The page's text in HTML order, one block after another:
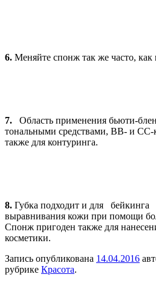
6. Меняйте спонж так же часто, как
7. Область применения бьюти-
тональными средствами, BB- и CC-
также для контуринга.
8. Губка подходит и для
выравнивания кожи при помощи
Спонж пригоден также для
косметики.
Запись опубликована 14.04.2016
рубрике Красота.